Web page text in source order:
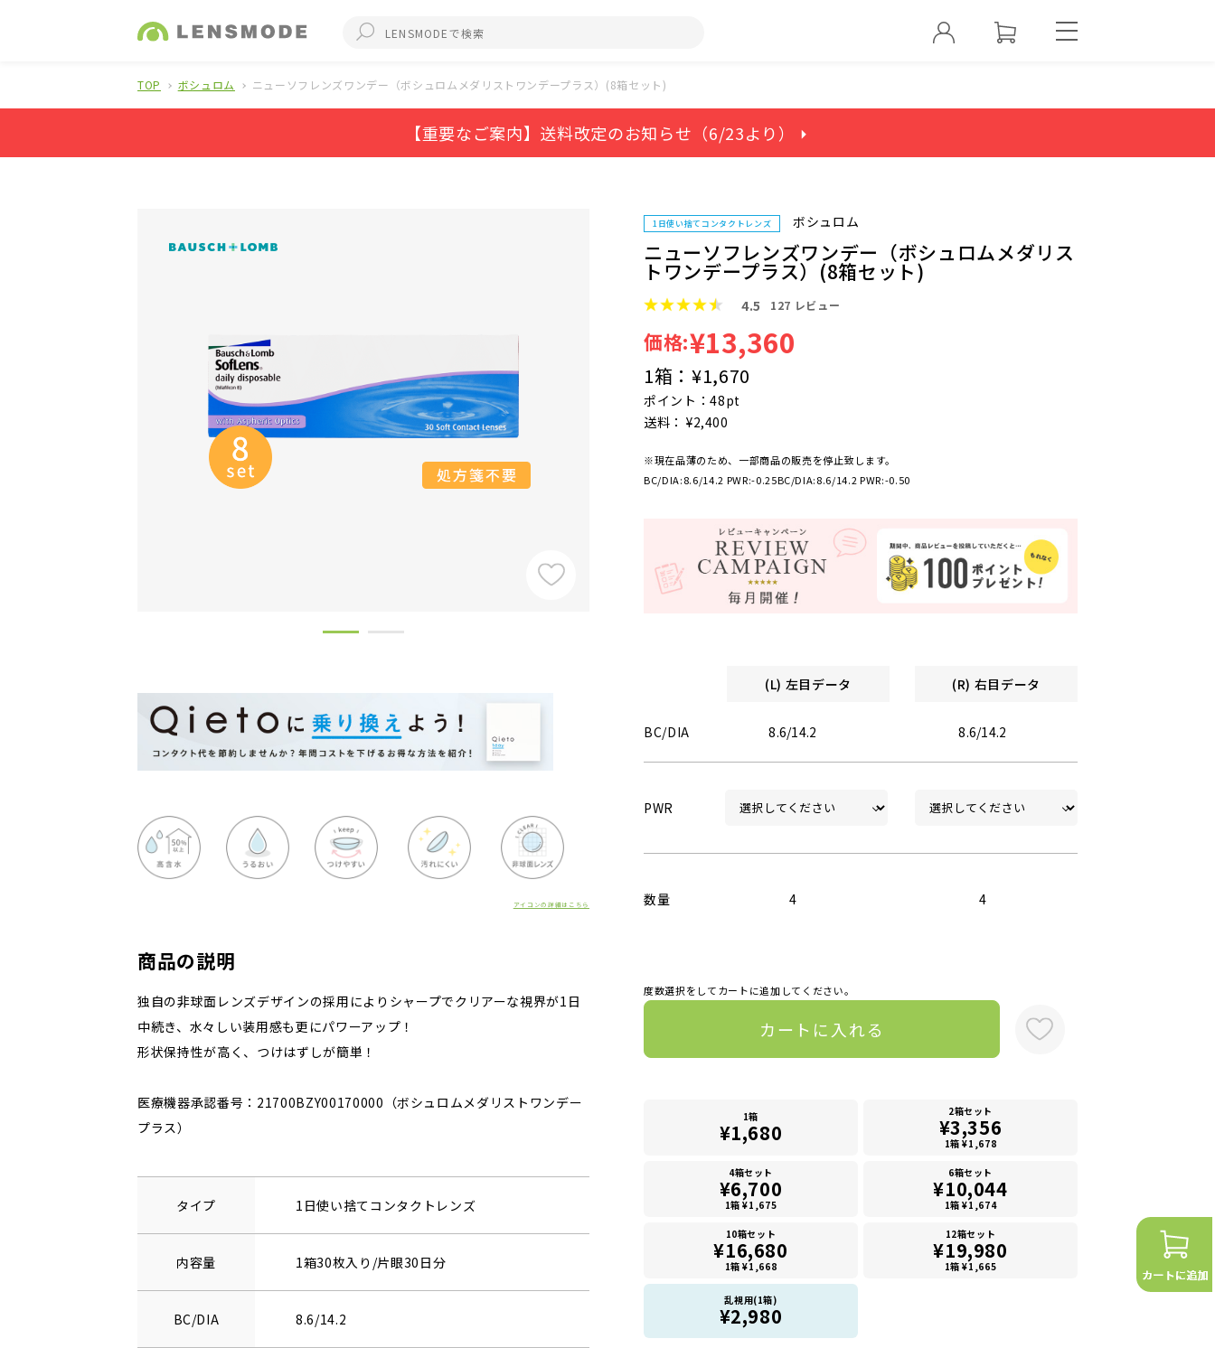
TOP ボシュロム ニューソフレンズワンデー（ボシュロムメダリストワンデープラス）(8箱セット)
【重要なご案内】送料改定のお知らせ（6/23より） ⏵
アイコンの詳細はこちら
商品の説明
独自の非球面レンズデザインの採用によりシャープでクリアーな視界が1日
中続き、水々しい装用感も更にパワーアップ！
形状保持性が高く、つけはずしが簡単！
医療機器承認番号：21700BZY00170000（ボシュロムメダリストワンデー
プラス）
タイプ 1日使い捨てコンタクトレンズ
内容量 1箱30枚入り/片眼30日分
BC/DIA 8.6/14.2
1日使い捨てコンタクトレンズ ボシュロム
ニューソフレンズワンデー（ボシュロムメダリス
トワンデープラス）(8箱セット)
4.5 127 レビュー
価格:¥13,360
1箱： ¥1,670
ポイント：48pt
送料： ¥2,400
※現在品薄のため、一部商品の販売を停止致します。
BC/DIA:8.6/14.2 PWR:-0.25BC/DIA:8.6/14.2 PWR:-0.50
(L) 左目データ (R) 右目データ
BC/DIA 8.6/14.2 8.6/14.2
PWR
数量 4 4
度数選択をしてカートに追加してください。
カートに入れる
1箱
¥1,680
2箱セット
¥3,356
1箱 ¥1,678
4箱セット
¥6,700
1箱 ¥1,675
6箱セット
¥10,044
1箱 ¥1,674
10箱セット
¥16,680
1箱 ¥1,668
12箱セット
¥19,980
1箱 ¥1,665
乱視用(1箱)
¥2,980